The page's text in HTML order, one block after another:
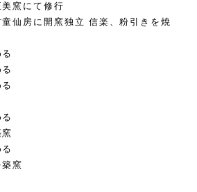
窯にて修行
仙房に開窯独立 信楽、粉引きを焼
窯